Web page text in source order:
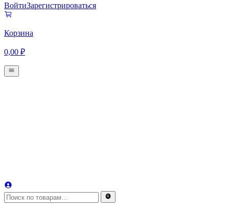
ВойтиЗарегистрироваться
Корзина
0,00 ₽